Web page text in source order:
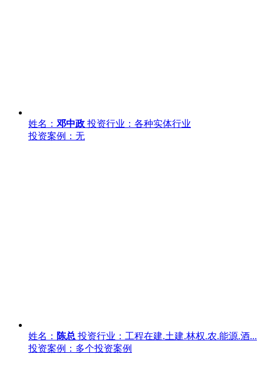
姓名： 邓中政 投资行业：各种实体行业
投资案例：无
姓名： 陈总 投资行业：工程在建.土建.林权.农.能源.酒...
投资案例：多个投资案例